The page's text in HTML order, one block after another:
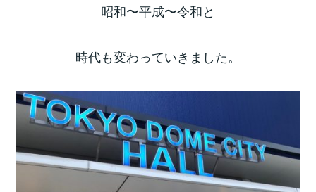
昭和〜平成〜令和と
時代も変わっていきました。